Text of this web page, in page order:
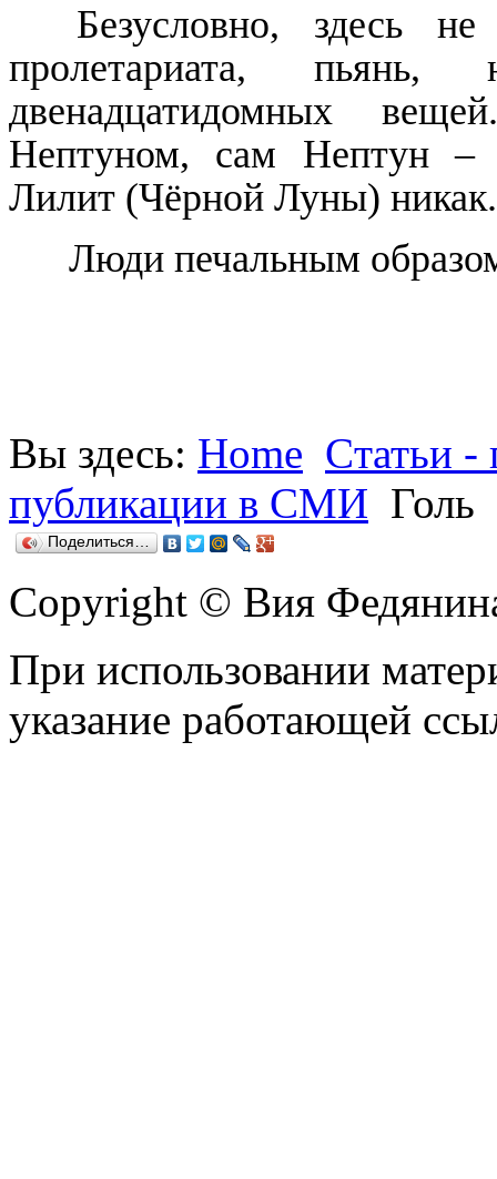
Безусловно, здесь
пролетариата,
двенадцатидомных
Нептуном, сам Нептун –
Лилит (Чёрной Луны)
Люди печальным
Вы здесь: Home Cтатьи
публикации в СМИ Голь
Поделиться…
Copyright © Вия
При использовании
указание работающей